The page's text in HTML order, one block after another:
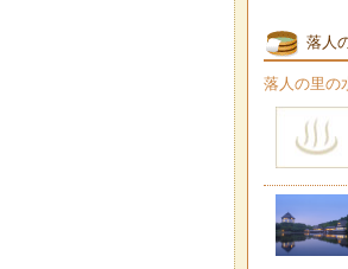
落人
落人の里の